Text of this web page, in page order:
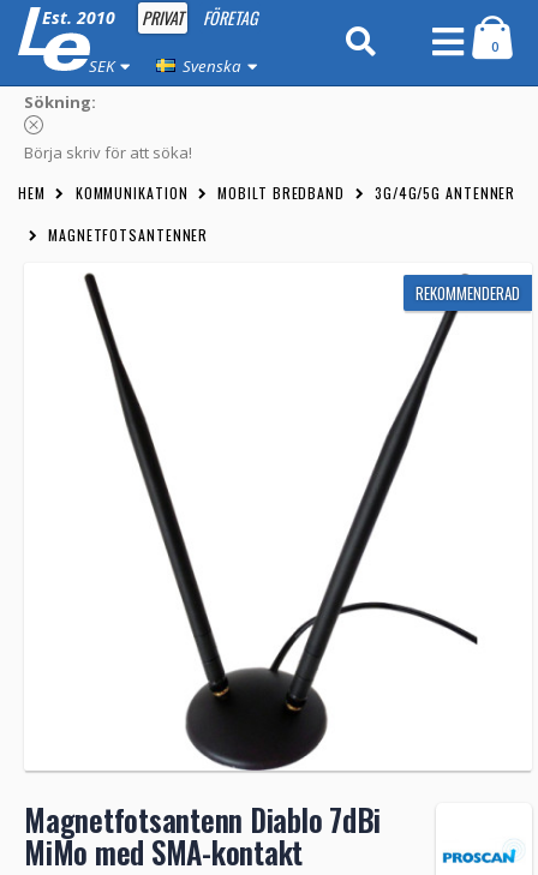
Est. 2010 PRIVAT FÖRETAG
SEK Svenska
0
Sökning:
Börja skriv för att söka!
HEM KOMMUNIKATION MOBILT BREDBAND 3G/4G/5G ANTENNER
MAGNETFOTSANTENNER
REKOMMENDERAD
Magnetfotsantenn Diablo 7dBi
MiMo med SMA-kontakt